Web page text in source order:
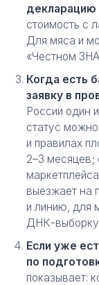
декларацию
стоимость с
Для мяса и
«Честном
Когда есть
заявку в
России один
статус
и правилах
2–3 месяцев;
выезжает на
и линию, для
ДНК-
Если уже
по
показывает: